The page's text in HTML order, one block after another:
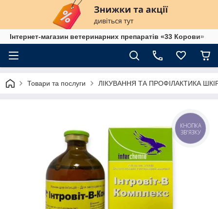
Інтернет-магазин ветеринарних препаратів «33 Корови»
Товари та послуги ЛІКУВАННЯ ТА ПРОФІЛАКТИКА
КНОПКА
ЗВ'ЯЗКУ